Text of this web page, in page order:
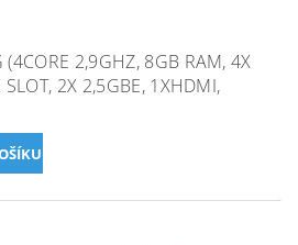
2,9GHZ, 8GB RAM, 4X
2X 2,5GBE, 1XHDMI,